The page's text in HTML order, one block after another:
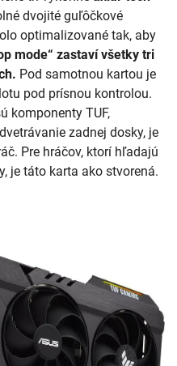
dvojité guľôčkové
optimalizované tak, aby
mode“ zastaví všetky tri
Pod samotnou kartou je
pod prísnou kontrolou.
komponenty TUF,
zadnej dosky, je
Pre hráčov, ktorí hľadajú
je táto karta ako stvorená.